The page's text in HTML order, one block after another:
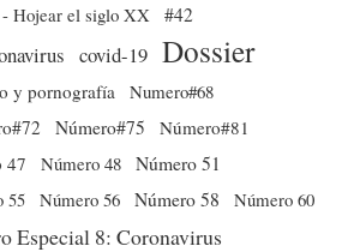
- Hojear el siglo XX #42
covid-19 Dossier
y pornografía
Numero#68
Número#75
Número#81
47 Número 48 Número 51
55 Número 56 Número 58
Número 60
Especial 8: Coronavirus